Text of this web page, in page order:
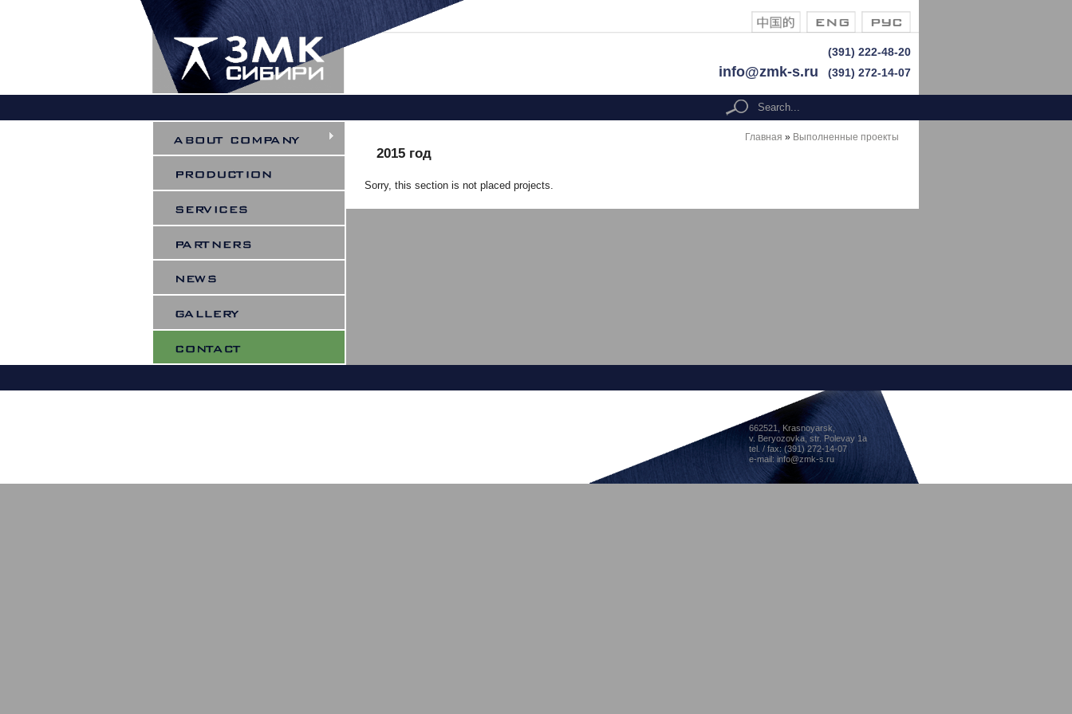
(391) 222-48-20
info@zmk-s.ru (391) 272-14-07
Search form
search
Главная » Выполненные проекты
2015 год
Sorry, this section is not placed projects.
662521, Krasnoyarsk,
v. Beryozovka, str. Polevay 1a
tel. / fax: (391) 272-14-07
e-mail: info@zmk-s.ru